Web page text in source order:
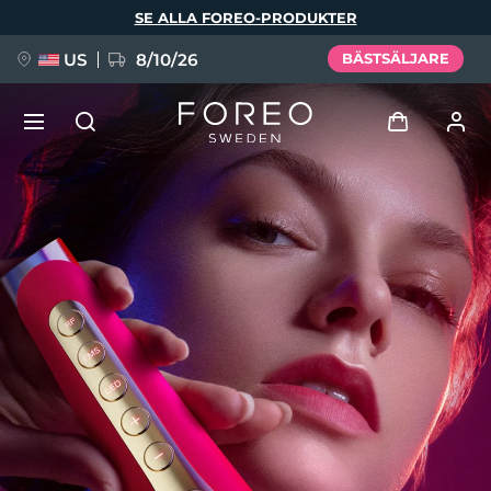
SE ALLA FOREO-PRODUKTER
US 8/10/26 BÄSTSÄLJARE
Logga in
Användarprofil
Mina enheter
Mina beställningar
Mina adresser
Mina prenumerationer
NYHET
FAQ™ Pure Beauty-Tech Elixir
BREAKING NEWS
issa™ Teeth Whitening Set
Språk
English Deutsch
Español
Français
Italiano
Português
Polski
Svenska
Русский
Türkçe
简体中文 繁體中文